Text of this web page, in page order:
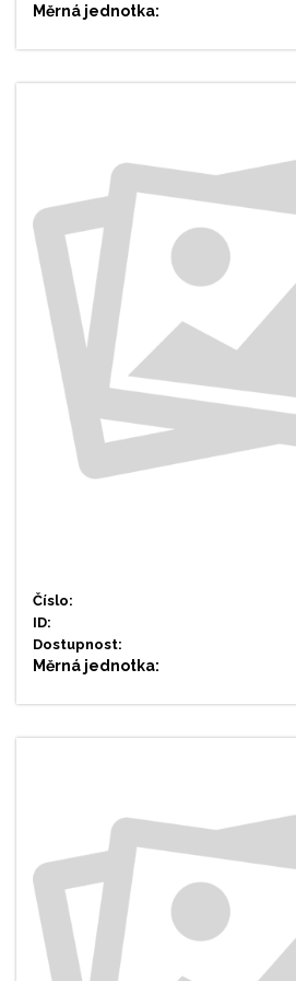
Měrná jednotka:
Číslo:
ID:
Dostupnost:
Měrná jednotka: